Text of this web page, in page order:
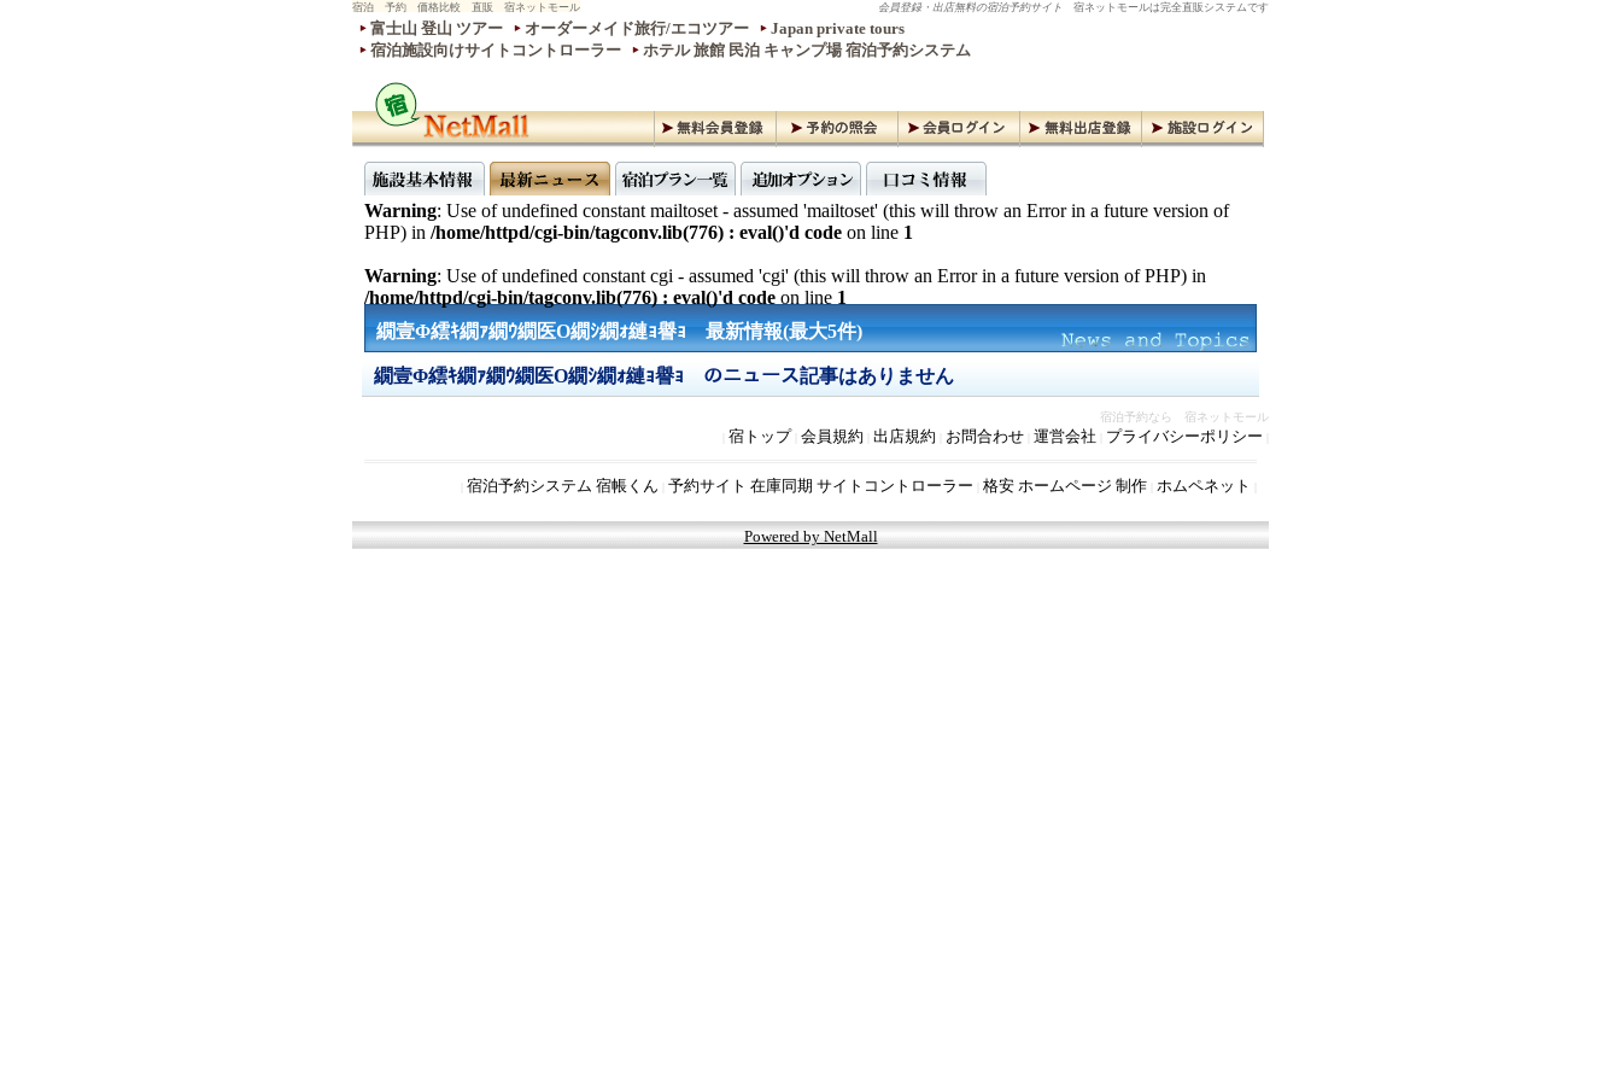
宿泊 予約 価格比較 直販 宿ネットモール 会員登録・出店無料の宿泊予約サイト 宿ネットモールは完全直販システムです
富士山 登山 ツアー オーダーメイド旅行/エコツアー
Japan private tours
宿泊施設向けサイトコントローラー
ホテル 旅館 民泊 キャンプ場 宿泊予約システム
Warning: Use of undefined constant mailtoset - assumed 'mailtoset' (this will throw an Error in a future version of
PHP) in /home/httpd/cgi-bin/tagconv.lib(776) : eval()'d code on line 1
Warning: Use of undefined constant cgi - assumed 'cgi' (this will throw an Error in a future version of PHP) in
/home/httpd/cgi-bin/tagconv.lib(776) : eval()'d code on line 1
繝壹Φ繧ｷ繝ｧ繝ｳ繝医Ο繝ｼ繝ｫ縺ｮ譽ｮ 最新情報(最大5件)
繝壹Φ繧ｷ繝ｧ繝ｳ繝医Ο繝ｼ繝ｫ縺ｮ譽ｮ のニュース記事はありません
宿泊予約なら 宿ネットモール
宿トップ 会員規約 出店規約 お問合わせ 運営会社 プライバシーポリシー
宿泊予約システム 宿帳くん 予約サイト 在庫同期 サイトコントローラー 格安 ホームページ 制作 ホムペネット
Powered by NetMall